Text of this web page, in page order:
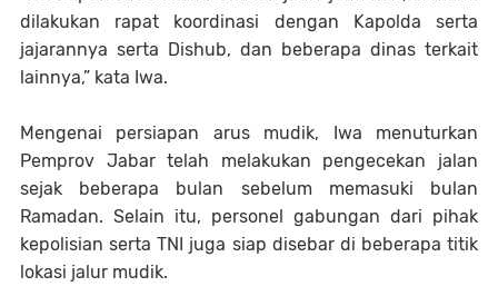
dilakukan rapat koordinasi dengan Kapolda serta
jajarannya serta Dishub, dan beberapa dinas terkait
lainnya,” kata Iwa.
Mengenai persiapan arus mudik, Iwa menuturkan
Pemprov Jabar telah melakukan pengecekan jalan
sejak beberapa bulan sebelum memasuki bulan
Ramadan. Selain itu, personel gabungan dari pihak
kepolisian serta TNI juga siap disebar di beberapa titik
lokasi jalur mudik.